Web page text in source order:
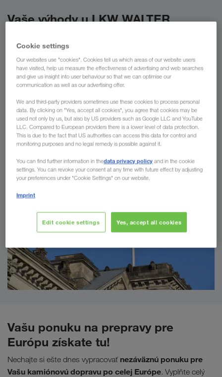
Vaše výhody u LKW WALTER
Prepravné riešenia v celej Európe – „one-stop-shop“
Vnútroštátna a medzinárodná preprava v jednej ruke
Komunikácia vo všetkých jazykoch západnej a
východnej Európy a Blízkeho Východu.
Použitie moderných a životné prostredie nezaťažujúcich
kamiónov
Sieť kombinovanej dopravy po celej Európe
Vašu ponuku na prepravy pre
Európu získate tu!
Nechajte si ešte dnes vypracovať nezáväznú ponuku pre
Vašu kamiónovú dopravu po celej Európe. Vyplňte celý
Cookie settings
Our websites use "cookies". Cookies tell us which areas of our website users
have visited, help us measure the effectiveness of advertising and web searches
and give us insight into user behaviour so that we can optimise our
communication as well as our advertising offer.
We and third-party providers sometimes use these cookies to process personal
data. By clicking on "Yes, accept all cookies", you agree that cookies may be
used not only by us, but also by US providers such as Google LLC and YouTube
LLC. Compared to European providers there is a lower level of data protection.
This is due to the fact that US authorities can access this data for control and
monitoring purposes and no legal remedy is possible against it.
You can find further information in thedata privacy policy and in the cookie
settings. You can revoke your consent at any time with future effect by adjusting
your preferences under "Cookie Settings" on our website.
Imprint
Edit cookie settings Yes, accept all cookies